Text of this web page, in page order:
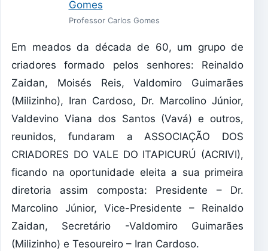
Professor Carlos Gomes
Em meados da década de 60, um grupo de
criadores formado pelos senhores: Reinaldo
Zaidan, Moisés Reis, Valdomiro Guimarães
(Milizinho), Iran Cardoso, Dr. Marcolino Júnior,
Valdevino Viana dos Santos (Vavá) e outros,
reunidos, fundaram a ASSOCIAÇÃO DOS
CRIADORES DO VALE DO ITAPICURÚ (ACRIVI),
ficando na oportunidade eleita a sua primeira
diretoria assim composta: Presidente – Dr.
Marcolino Júnior, Vice-Presidente – Reinaldo
Zaidan, Secretário -Valdomiro Guimarães
(Milizinho) e Tesoureiro – Iran Cardoso.